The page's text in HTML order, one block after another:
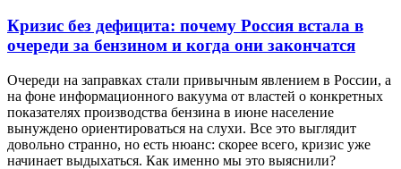
Кризис без дефицита: почему Россия встала в
очереди за бензином и когда они закончатся
Очереди на заправках стали привычным явлением в России, а
на фоне информационного вакуума от властей о конкретных
показателях производства бензина в июне население
вынуждено ориентироваться на слухи. Все это выглядит
довольно странно, но есть нюанс: скорее всего, кризис уже
начинает выдыхаться. Как именно мы это выяснили?